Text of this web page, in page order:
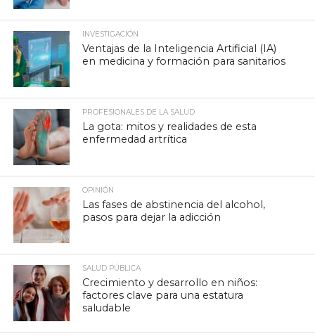
INVESTIGACIÓN
Ventajas de la Inteligencia Artificial (IA)
en medicina y formación para sanitarios
PROFESIONALES DE LA SALUD
La gota: mitos y realidades de esta
enfermedad artrítica
OPINIÓN
Las fases de abstinencia del alcohol,
pasos para dejar la adicción
SALUD PÚBLICA
Crecimiento y desarrollo en niños:
factores clave para una estatura
saludable